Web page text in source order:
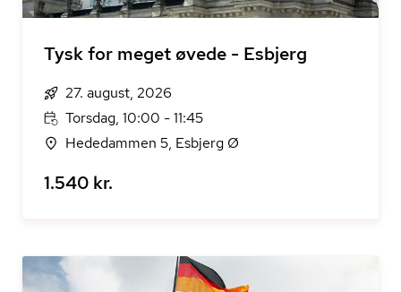
Tysk for meget øvede - Esbjerg
27. august, 2026
Torsdag, 10:00 - 11:45
Hededammen 5, Esbjerg Ø
1.540 kr.